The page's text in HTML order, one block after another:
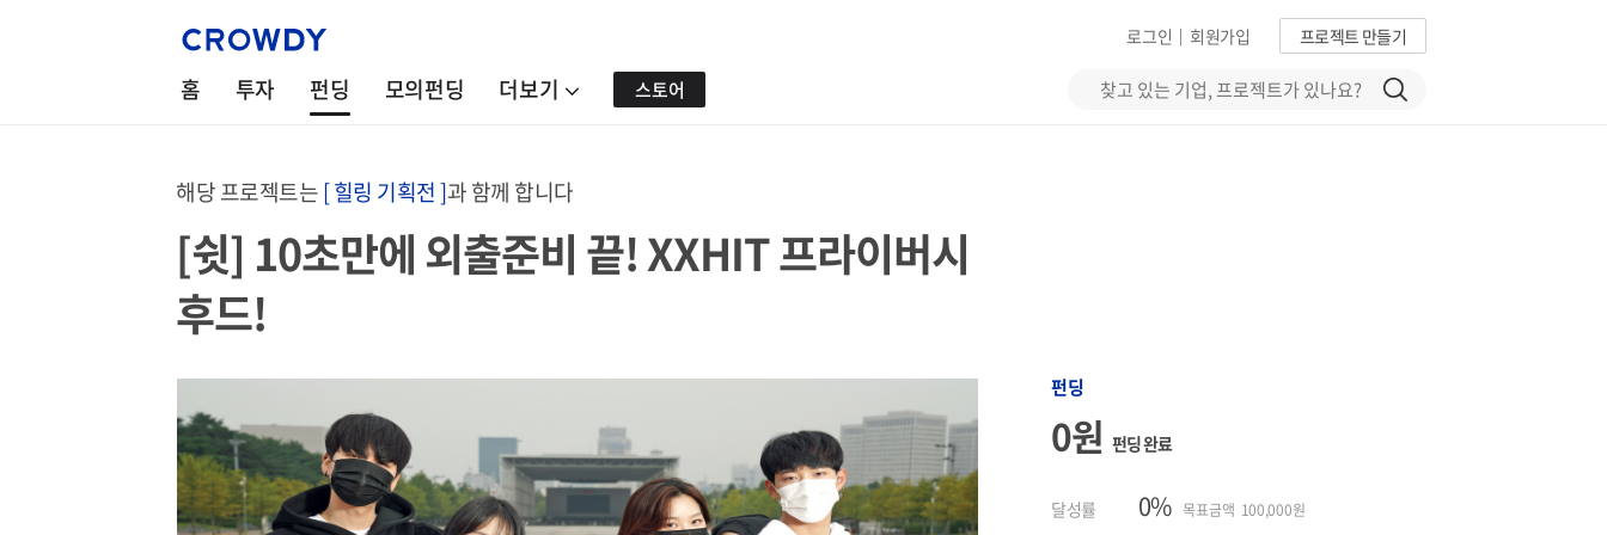
프로젝트 만들기
회원가입
|
로그인
홈 투자 펀딩 모의펀딩 더보기 스토어
해당 프로젝트는[ 힐링 기획전 ]과 함께 합니다
[쉿] 10초만에 외출준비 끝! XXHIT 프라이버시
후드!
펀딩
0원 펀딩 완료
달성률 0% 목표금액 100,000원